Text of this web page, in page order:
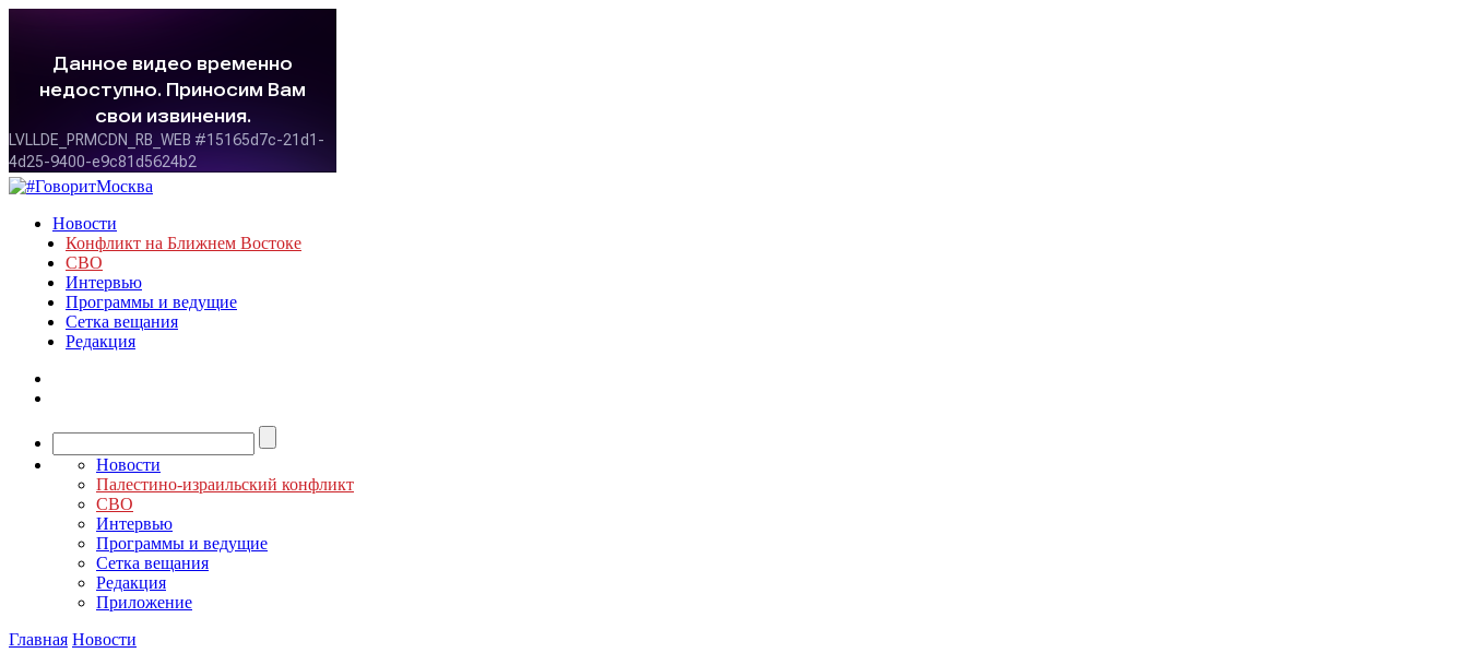
Новости
Конфликт на Ближнем Востоке
СВО
Интервью
Программы и ведущие
Сетка вещания
Редакция
Новости
Палестино-израильский конфликт
СВО
Интервью
Программы и ведущие
Сетка вещания
Редакция
Приложение
Главная Новости